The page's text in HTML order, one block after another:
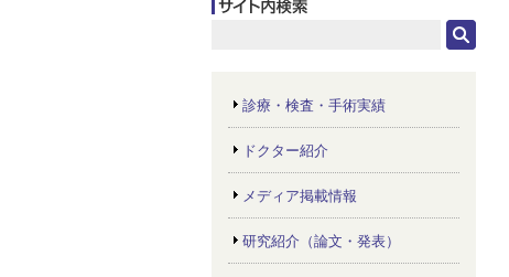
診療・検査・手術実績
ドクター紹介
メディア掲載情報
研究紹介（論文・発表）